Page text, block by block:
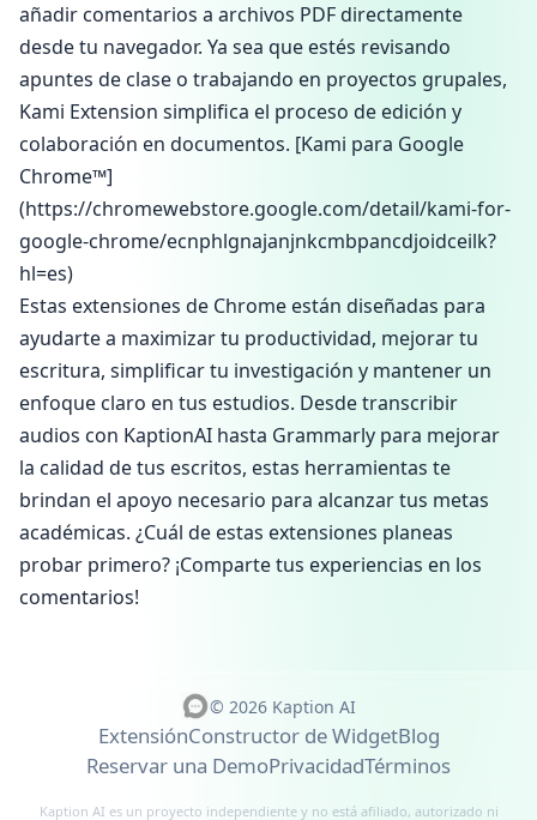
añadir comentarios a archivos PDF directamente
desde tu navegador. Ya sea que estés revisando
apuntes de clase o trabajando en proyectos grupales,
Kami Extension simplifica el proceso de edición y
colaboración en documentos. [Kami para Google
Chrome™]
(https://chromewebstore.google.com/detail/kami-for-
google-chrome/ecnphlgnajanjnkcmbpancdjoidceilk?
hl=es)
Estas extensiones de Chrome están diseñadas para
ayudarte a maximizar tu productividad, mejorar tu
escritura, simplificar tu investigación y mantener un
enfoque claro en tus estudios. Desde transcribir
audios con KaptionAI hasta Grammarly para mejorar
la calidad de tus escritos, estas herramientas te
brindan el apoyo necesario para alcanzar tus metas
académicas. ¿Cuál de estas extensiones planeas
probar primero? ¡Comparte tus experiencias en los
comentarios!
© 2026 Kaption AI
ExtensiónConstructor de WidgetBlog
Reservar una DemoPrivacidadTérminos
Kaption AI es un proyecto independiente y no está afiliado, autorizado ni